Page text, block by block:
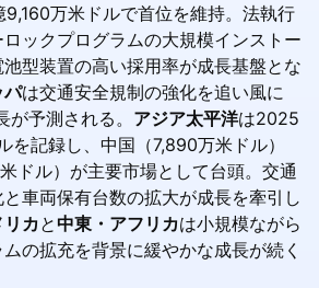
万米ドルで首位を維持。法執行
ックプログラムの大規模インストー
型装置の高い採用率が成長基盤とな
パは交通安全規制の強化を追い風に
予測される。 アジア太平洋は2025
記録し、中国（7,890万米ドル）
ドル）が主要市場として台頭。交通
車両保有台数の拡大が成長を牽引し
カと中東・アフリカは小規模ながら
の拡充を背景に緩やかな成長が続く